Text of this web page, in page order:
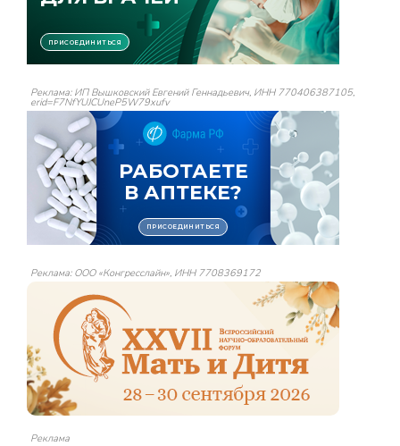
Реклама: ИП Вышковский Евгений Геннадьевич, ИНН 770406387105,
erid=F7NfYUJCUneP5W79xufv
Реклама: ООО «Конгресслайн», ИНН 7708369172
Реклама